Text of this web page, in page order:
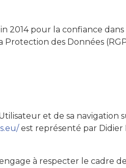
2014 pour la confiance dans
des Données
et de sa navigation
est représenté par Didier
à respecter le cadre